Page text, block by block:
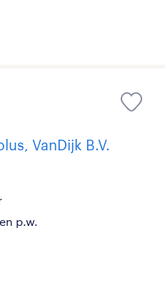
VanDijk B.V.
p.w.